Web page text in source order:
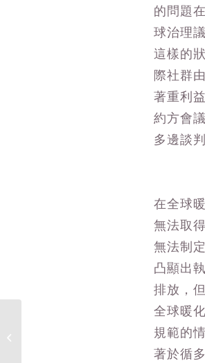
的問題
球治理
這樣的
際社群
著重利
約方會
多邊談
在全球
無法取
無法制
凸顯出
排放，
全球暖
規範的
著於循
張愷致：烽火迦薩 – 武裝衝突之國際